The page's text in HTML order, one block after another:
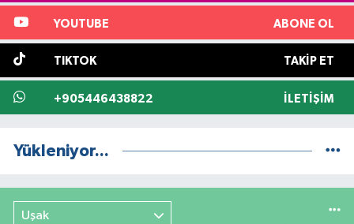
YOUTUBE ABONE OL
TIKTOK TAKIP ET
+905446438822 İLETIŞIM
Yükleniyor...
Uşak